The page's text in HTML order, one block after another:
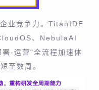
业竞争力。TitanIDE
、NebulaAI
-运营"全流程加速体
至数周。